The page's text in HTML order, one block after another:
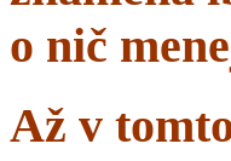
o nič
Až v